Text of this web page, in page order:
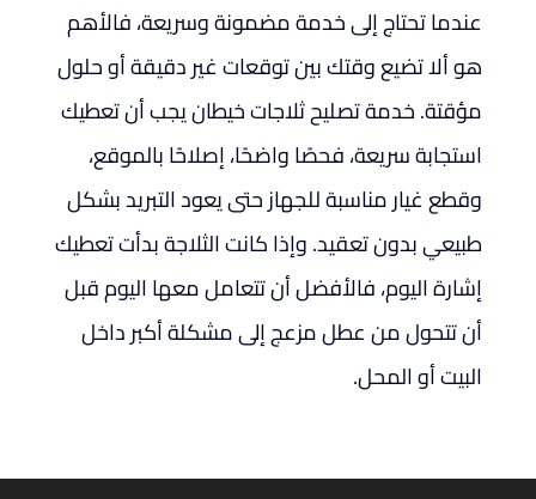
عندما تحتاج إلى خدمة مضمونة وسريعة، فالأهم
هو ألا تضيع وقتك بين توقعات غير دقيقة أو حلول
مؤقتة. خدمة تصليح ثلاجات خيطان يجب أن تعطيك
استجابة سريعة، فحصًا واضحًا، إصلاحًا بالموقع،
وقطع غيار مناسبة للجهاز حتى يعود التبريد بشكل
طبيعي بدون تعقيد. وإذا كانت الثلاجة بدأت تعطيك
إشارة اليوم، فالأفضل أن تتعامل معها اليوم قبل
أن تتحول من عطل مزعج إلى مشكلة أكبر داخل
البيت أو المحل.